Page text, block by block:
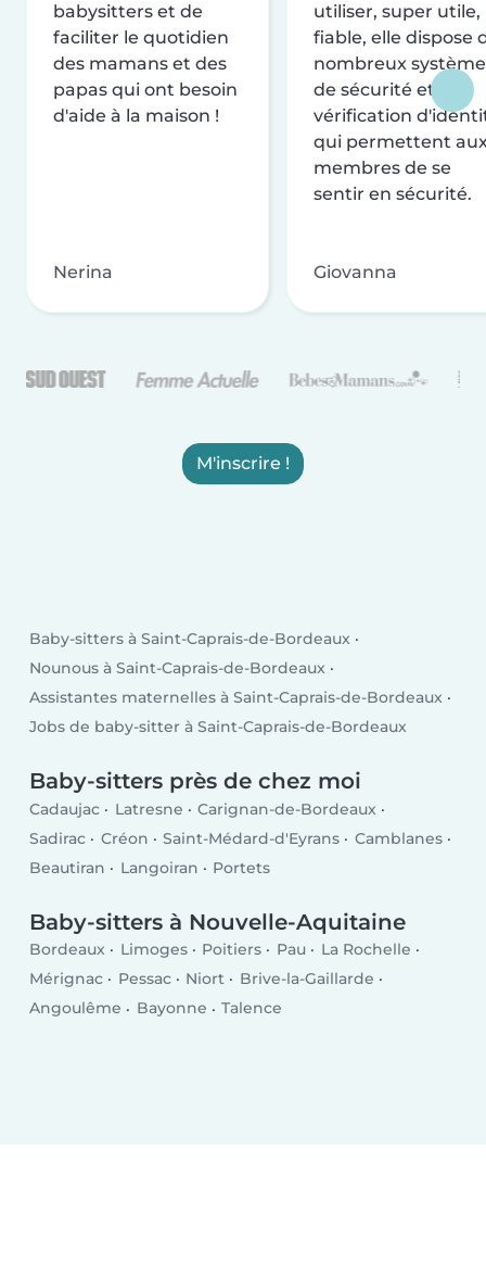
babysitters et de
faciliter le quotidien
des mamans et des
papas qui ont besoin
d'aide à la maison !
Nerina
utiliser, super utile,
fiable, elle dispose
nombreux
de sécurité et de
vérification
qui permettent
membres de se
sentir en sécurité.
Giovanna
M'inscrire !
Baby-sitters à Saint-Caprais-de-Bordeaux
Nounous à Saint-Caprais-de-Bordeaux
Assistantes maternelles à Saint-Caprais-de-Bordeaux
Jobs de baby-sitter à Saint-Caprais-de-Bordeaux
Baby-sitters près de chez moi
Cadaujac Latresne
Carignan-de-Bordeaux
Sadirac
Créon Saint-Médard-d'Eyrans
Camblanes
Beautiran
Langoiran Portets
Baby-sitters à Nouvelle-Aquitaine
Bordeaux Limoges Poitiers Pau
La Rochelle
Mérignac
Pessac Niort
Brive-la-Gaillarde
Angoulême
Bayonne Talence